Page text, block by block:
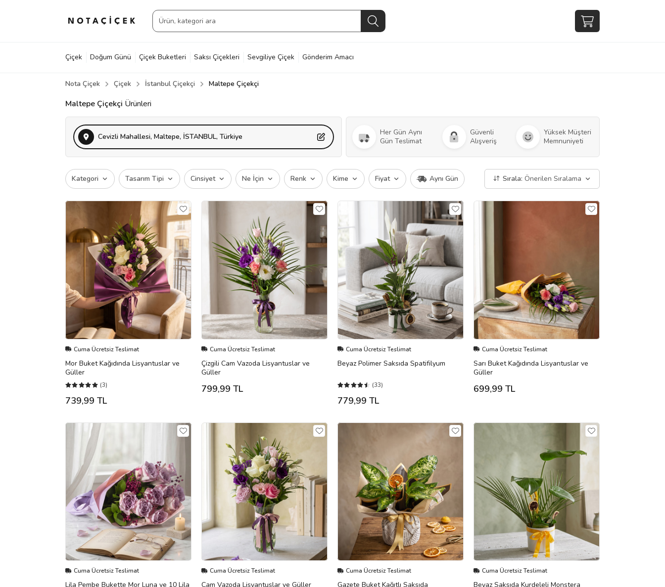
Çiçek Doğum Günü Çiçek Buketleri Saksı Çiçekleri Sevgiliye Çiçek Gönderim Amacı
Nota Çiçek Çiçek İstanbul Çiçekçi Maltepe Çiçekçi
Maltepe Çiçekçi Ürünleri
Cevizli Mahallesi, Maltepe, İSTANBUL, Türkiye
Her Gün Aynı
Gün Teslimat
Güvenli
Alışveriş
Yüksek Müşteri
Memnuniyeti
Kategori Tasarım Tipi Cinsiyet Ne İçin Renk Kime Fiyat Aynı Gün Sırala: Önerilen Sıralama
Cuma Ücretsiz Teslimat
Mor Buket Kağıdında Lisyantuslar ve
Güller
(3)
739,99 TL
Cuma Ücretsiz Teslimat
Çizgili Cam Vazoda Lisyantuslar ve
Güller
799,99 TL
Cuma Ücretsiz Teslimat
Beyaz Polimer Saksıda Spatifilyum
(33)
779,99 TL
Cuma Ücretsiz Teslimat
Sarı Buket Kağıdında Lisyantuslar ve
Güller
699,99 TL
Cuma Ücretsiz Teslimat
Lila Pembe Bukette Mor Luna ve 10 Lila
Cuma Ücretsiz Teslimat
Cam Vazoda Lisyantuslar ve Güller
Cuma Ücretsiz Teslimat
Gazete Buket Kağıtlı Saksıda
Cuma Ücretsiz Teslimat
Beyaz Saksıda Kurdeleli Monstera